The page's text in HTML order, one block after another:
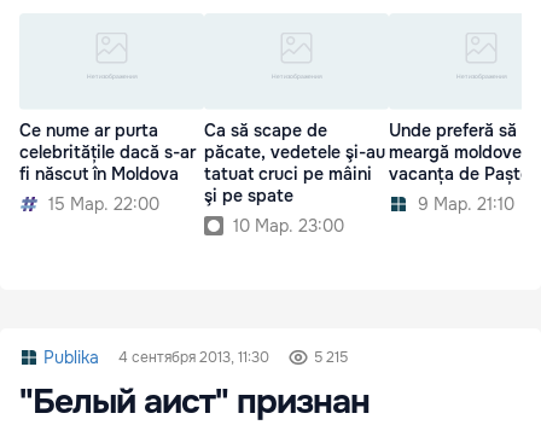
Ce nume ar purta
celebritățile dacă s-ar
fi născut în Moldova
15 Мар. 22:00
Ca să scape de
păcate, vedetele şi-au
tatuat cruci pe mâini
şi pe spate
10 Мар. 23:00
Unde preferă să
meargă
vacanța de Paște
9 Мар. 21:10
Publika 4 сентября 2013, 11:30 5 215
"Белый аист" признан